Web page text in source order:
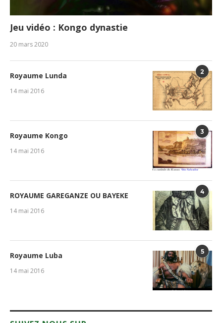
Jeu vidéo : Kongo dynastie
20 mars 2020
2
Royaume Lunda
14 mai 2016
3
Royaume Kongo
14 mai 2016
4
ROYAUME GAREGANZE OU BAYEKE
14 mai 2016
5
Royaume Luba
14 mai 2016